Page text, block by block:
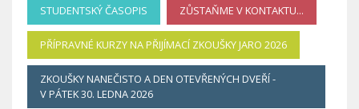
STUDENTSKÝ ČASOPIS ZŮSTAŇME V KONTAKTU...
PŘÍPRAVNÉ KURZY NA PŘIJÍMACÍ ZKOUŠKY JARO 2026
ZKOUŠKY NANEČISTO A DEN OTEVŘENÝCH DVEŘÍ -
V PÁTEK 30. LEDNA 2026